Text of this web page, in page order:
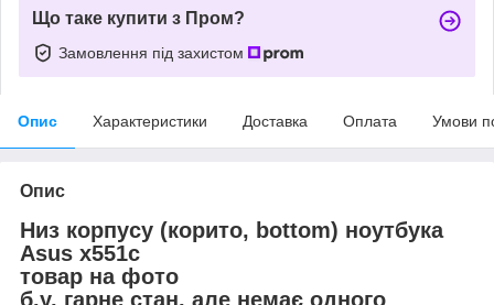
Що таке купити з Пром?
Замовлення під захистом
Опис Характеристики Доставка Оплата Умови
Опис
Низ корпусу (корито, bottom) ноутбука
Asus x551c
товар на фото
б.у, гарне стан, але немає одного